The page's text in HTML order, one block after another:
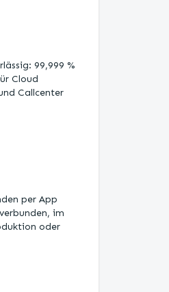
99,999 %
Cloud
Callcenter
per App
im
oder